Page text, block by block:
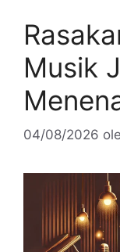
Musik
04/08/2026